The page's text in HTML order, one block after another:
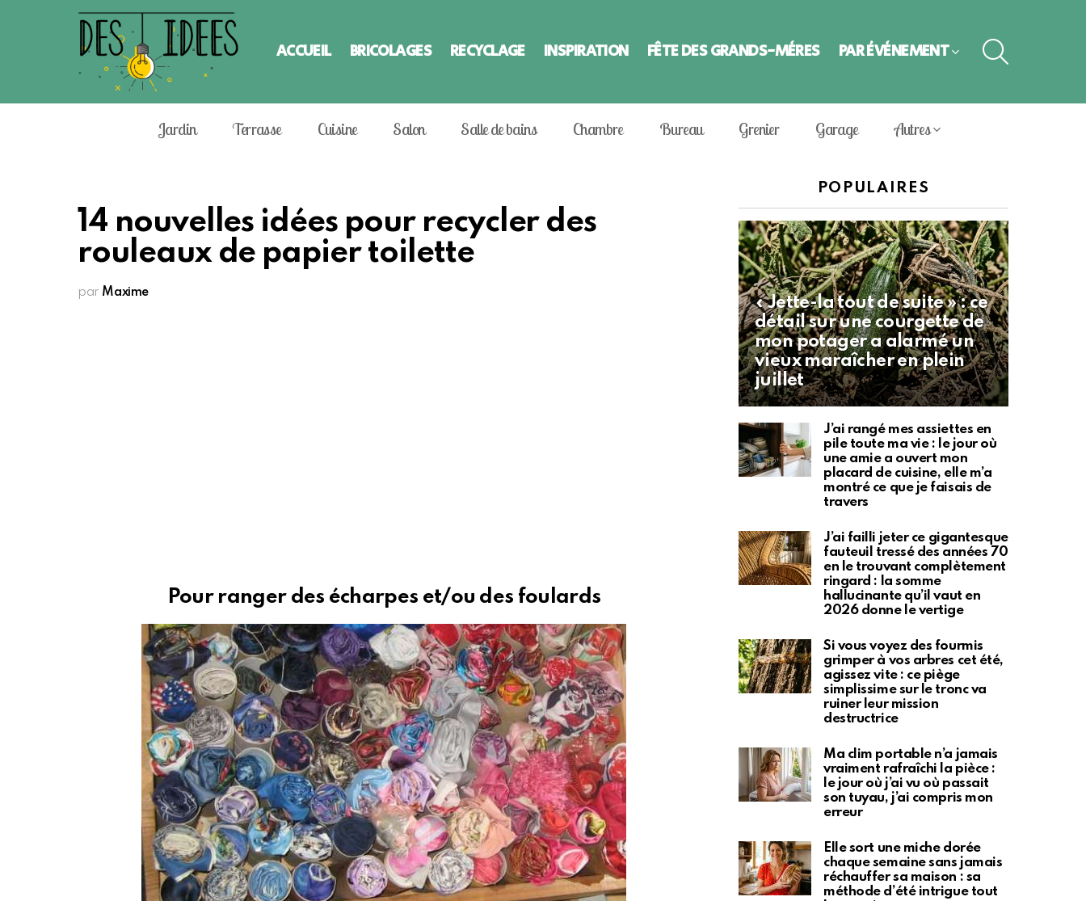
ACCUEIL BRICOLAGES RECYCLAGE INSPIRATION FÊTE DES GRANDS-MÈRES PAR ÉVÈNEMENT
Jardin Terrasse Cuisine Salon Salle de bains Chambre Bureau Grenier Garage Autres
14 nouvelles idées pour recycler des
rouleaux de papier toilette
par Maxime
Pour ranger des écharpes et/ou des foulards
POPULAIRES
« Jette-la tout de suite » : ce
détail sur une courgette de
mon potager a alarmé un
vieux maraîcher en plein
juillet
J’ai rangé mes assiettes en
pile toute ma vie : le jour où
une amie a ouvert mon
placard de cuisine, elle m’a
montré ce que je faisais de
travers
J’ai failli jeter ce gigantesque
fauteuil tressé des années 70
en le trouvant complètement
ringard : la somme
hallucinante qu’il vaut en
2026 donne le vertige
Si vous voyez des fourmis
grimper à vos arbres cet été,
agissez vite : ce piège
simplissime sur le tronc va
ruiner leur mission
destructrice
Ma clim portable n’a jamais
vraiment rafraîchi la pièce :
le jour où j’ai vu où passait
son tuyau, j’ai compris mon
erreur
Elle sort une miche dorée
chaque semaine sans jamais
réchauffer sa maison : sa
méthode d’été intrigue tout